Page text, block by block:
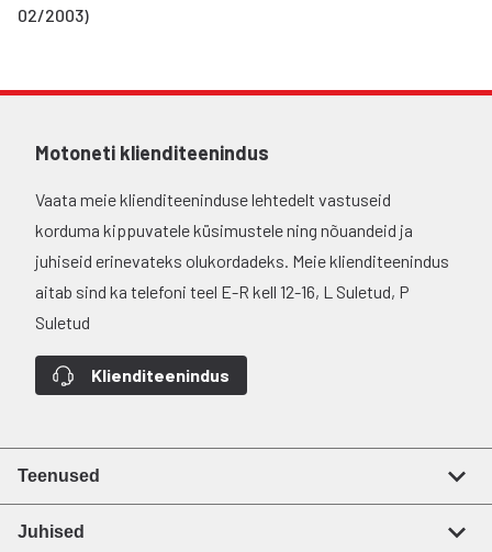
02/2003)
Motoneti klienditeenindus
Vaata meie klienditeeninduse lehtedelt vastuseid
korduma kippuvatele küsimustele ning nõuandeid ja
juhiseid erinevateks olukordadeks. Meie klienditeenindus
aitab sind ka telefoni teel E-R kell 12-16, L Suletud, P
Suletud
Klienditeenindus
Teenused
Juhised